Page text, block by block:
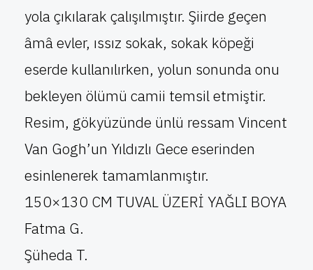
yola çıkılarak çalışılmıştır. Şiirde geçen
âmâ evler, ıssız sokak, sokak köpeği
eserde kullanılırken, yolun sonunda onu
bekleyen ölümü camii temsil etmiştir.
Resim, gökyüzünde ünlü ressam Vincent
Van Gogh’un Yıldızlı Gece eserinden
esinlenerek tamamlanmıştır.
150×130 CM TUVAL ÜZERİ YAĞLI BOYA
Fatma G.
Şüheda T.